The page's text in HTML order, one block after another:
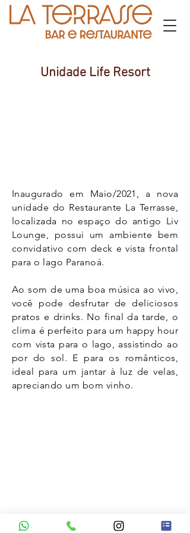
Unidade Life Resort
Inaugurado em Maio/2021, a nova
unidade do Restaurante La Terrasse,
localizada no espaço do antigo Liv
Lounge, possui um ambiente bem
convidativo com deck e vista frontal
para o lago Paranoá.
Ao som de uma boa música ao vivo,
você pode desfrutar de deliciosos
pratos e drinks. No final da tarde, o
clima é perfeito para um happy hour
com vista para o lago, assistindo ao
por do sol. E para os românticos,
ideal para um jantar à luz de velas,
apreciando um bom vinho.